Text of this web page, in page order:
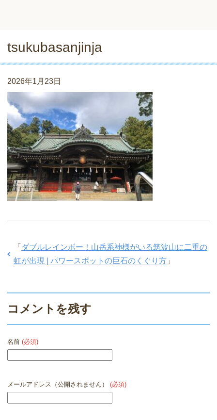
tsukubasanjinja
2026年1月23日
「 ダブルレインボー！山岳系神様がいる筑波山に二重の
虹が出現 | パワースポットの巨石のくぐり方 」
コメントを残す
名前 (必須)
メールアドレス（公開されません） (必須)